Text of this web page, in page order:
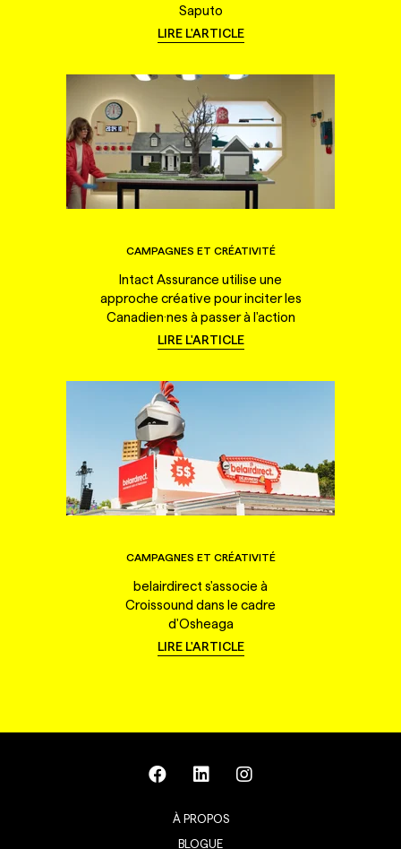
Saputo
LIRE L'ARTICLE
CAMPAGNES ET CRÉATIVITÉ
Intact Assurance utilise une
approche créative pour inciter les
Canadien·nes à passer à l'action
LIRE L'ARTICLE
CAMPAGNES ET CRÉATIVITÉ
belairdirect s'associe à
Croissound dans le cadre
d'Osheaga
LIRE L'ARTICLE
À PROPOS
BLOGUE